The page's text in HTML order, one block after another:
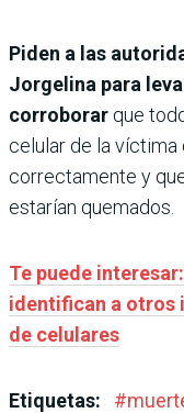
Piden a las
Jorgelina para
corroborar que
celular de la
correctamente y
estarían quemados.
Te puede
identifican a otros
de celulares
Etiquetas: #